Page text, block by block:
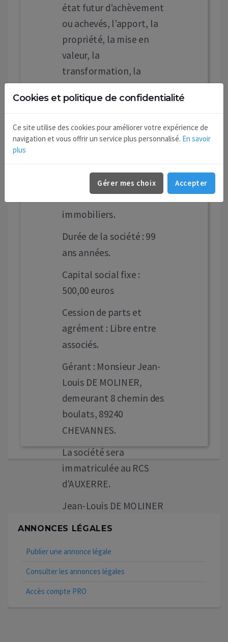
état futur d’achèvement
ou achevés, l’apport, la
propriété, la mise en
valeur, la
transformation, la
construction,
l’aménagement,
location et la vente, la
des associés, de tous
immobiliers.
Durée de la société : 99
ans années.
Capital social fixe :
500,00 euros
Cession de parts et
agrément : Libre entre
associés.
Gérant : Monsieur Jean-
Louis DE MOLINER,
demeurant 8 chemin des
boulats, 89240
CHEVANNES.
La société sera
immatriculée au RCS
d'AUXERRE.
Jean-Louis DE MOLINER
ANNONCES LÉGALES
Publier une annonce légale
Consulter les annonces légales
Accès compte PRO
Cookies et politique de confidentialité
Ce site utilise des cookies pour améliorer votre expérience de
navigation et vous offrir un service plus personnalisé. En savoir
plus
Gérer mes choix Accepter